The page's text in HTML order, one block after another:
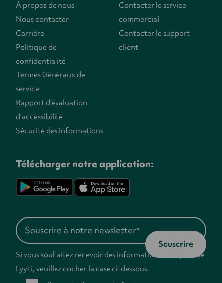
À propos de nous
Nous contacter
Carrière
Politique de
confidentialité
Termes Généraux de
service
Rapport d’évaluation
d’accessibilité
Sécurité des informations
Contacter le service
commercial
Contacter le support
client
Si vous souhaitez recevoir des informations de la part de
Lyyti, veuillez cocher la case ci-dessous.
Télécharger notre application: